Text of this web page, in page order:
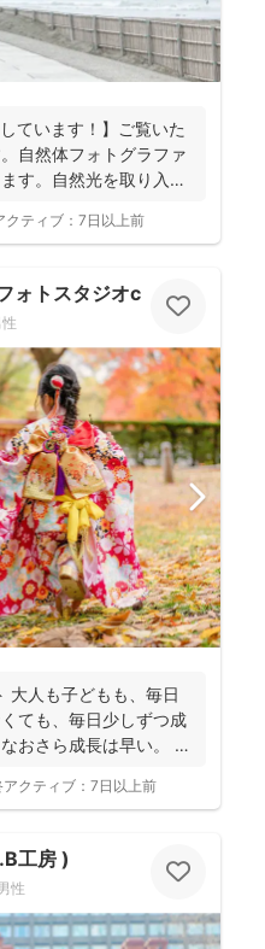
ています！】ご覧いた
自然体フォトグラファ
す。自然光を取り入れ
クティブ： 7日以上前
ォトスタジオcocofilm)
大人も子どもも、毎日
ても、毎日少しずつ成
おさら成長は早い。
クティブ： 7日以上前
工房 )
性